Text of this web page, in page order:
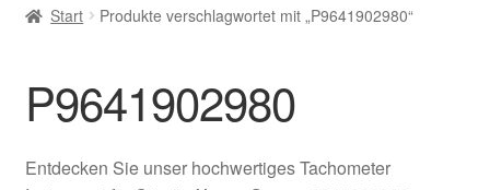
Datenschutz-Bestimmungen
Impressum
Start Produkte verschlagwortet mit „P9641902980“
P9641902980
Entdecken Sie unser hochwertiges Tachometer